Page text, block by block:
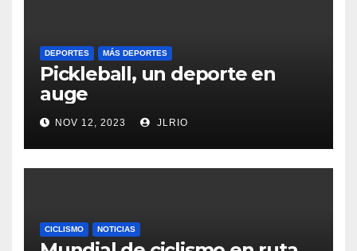
DEPORTES MÁS DEPORTES
Pickleball, un deporte en
auge
NOV 12, 2023 JLRIO
CICLISMO NOTICIAS